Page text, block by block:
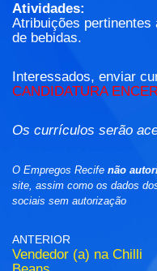
Atividades:
Atribuições pertinentes
de bebidas.
Interessados, enviar
CANDIDATURA
Os currículos serão
O Empregos Recife não
site, assim como os dados
sociais sem autorização
ANTERIOR
Vendedor (a) na Chilli